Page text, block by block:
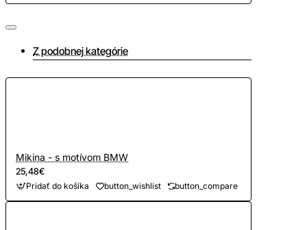
Z podobnej kategórie
Mikina - s motívom BMW
25,48€
Pridať do košíka button_wishlist button_compare